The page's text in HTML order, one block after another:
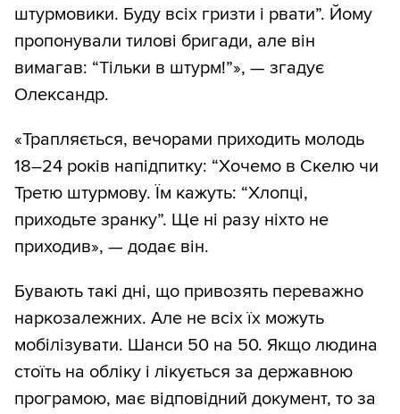
штурмовики. Буду всіх гризти і рвати”. Йому
пропонували тилові бригади, але він
вимагав: “Тільки в штурм!”», — згадує
Олександр.
«Трапляється, вечорами приходить молодь
18–24 років напідпитку: “Хочемо в Скелю чи
Третю штурмову. Їм кажуть: “Хлопці,
приходьте зранку”. Ще ні разу ніхто не
приходив», — додає він.
Бувають такі дні, що привозять переважно
наркозалежних. Але не всіх їх можуть
мобілізувати. Шанси 50 на 50. Якщо людина
стоїть на обліку і лікується за державною
програмою, має відповідний документ, то за